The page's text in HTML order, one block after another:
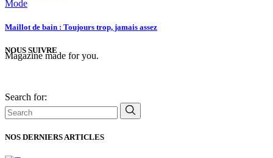
Mode
Maillot de bain : Toujours trop, jamais assez
NOUS SUIVRE
Magazine made for you.
Search for:
NOS DERNIERS ARTICLES